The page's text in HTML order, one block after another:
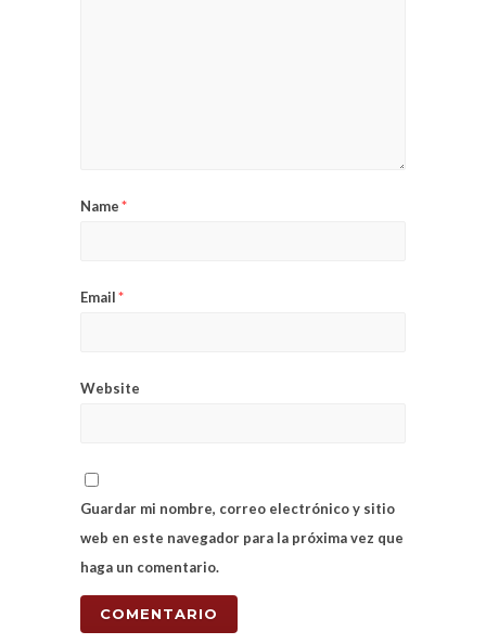
Name*
Email*
Website
Guardar mi nombre, correo electrónico y sitio
web en este navegador para la próxima vez que
haga un comentario.